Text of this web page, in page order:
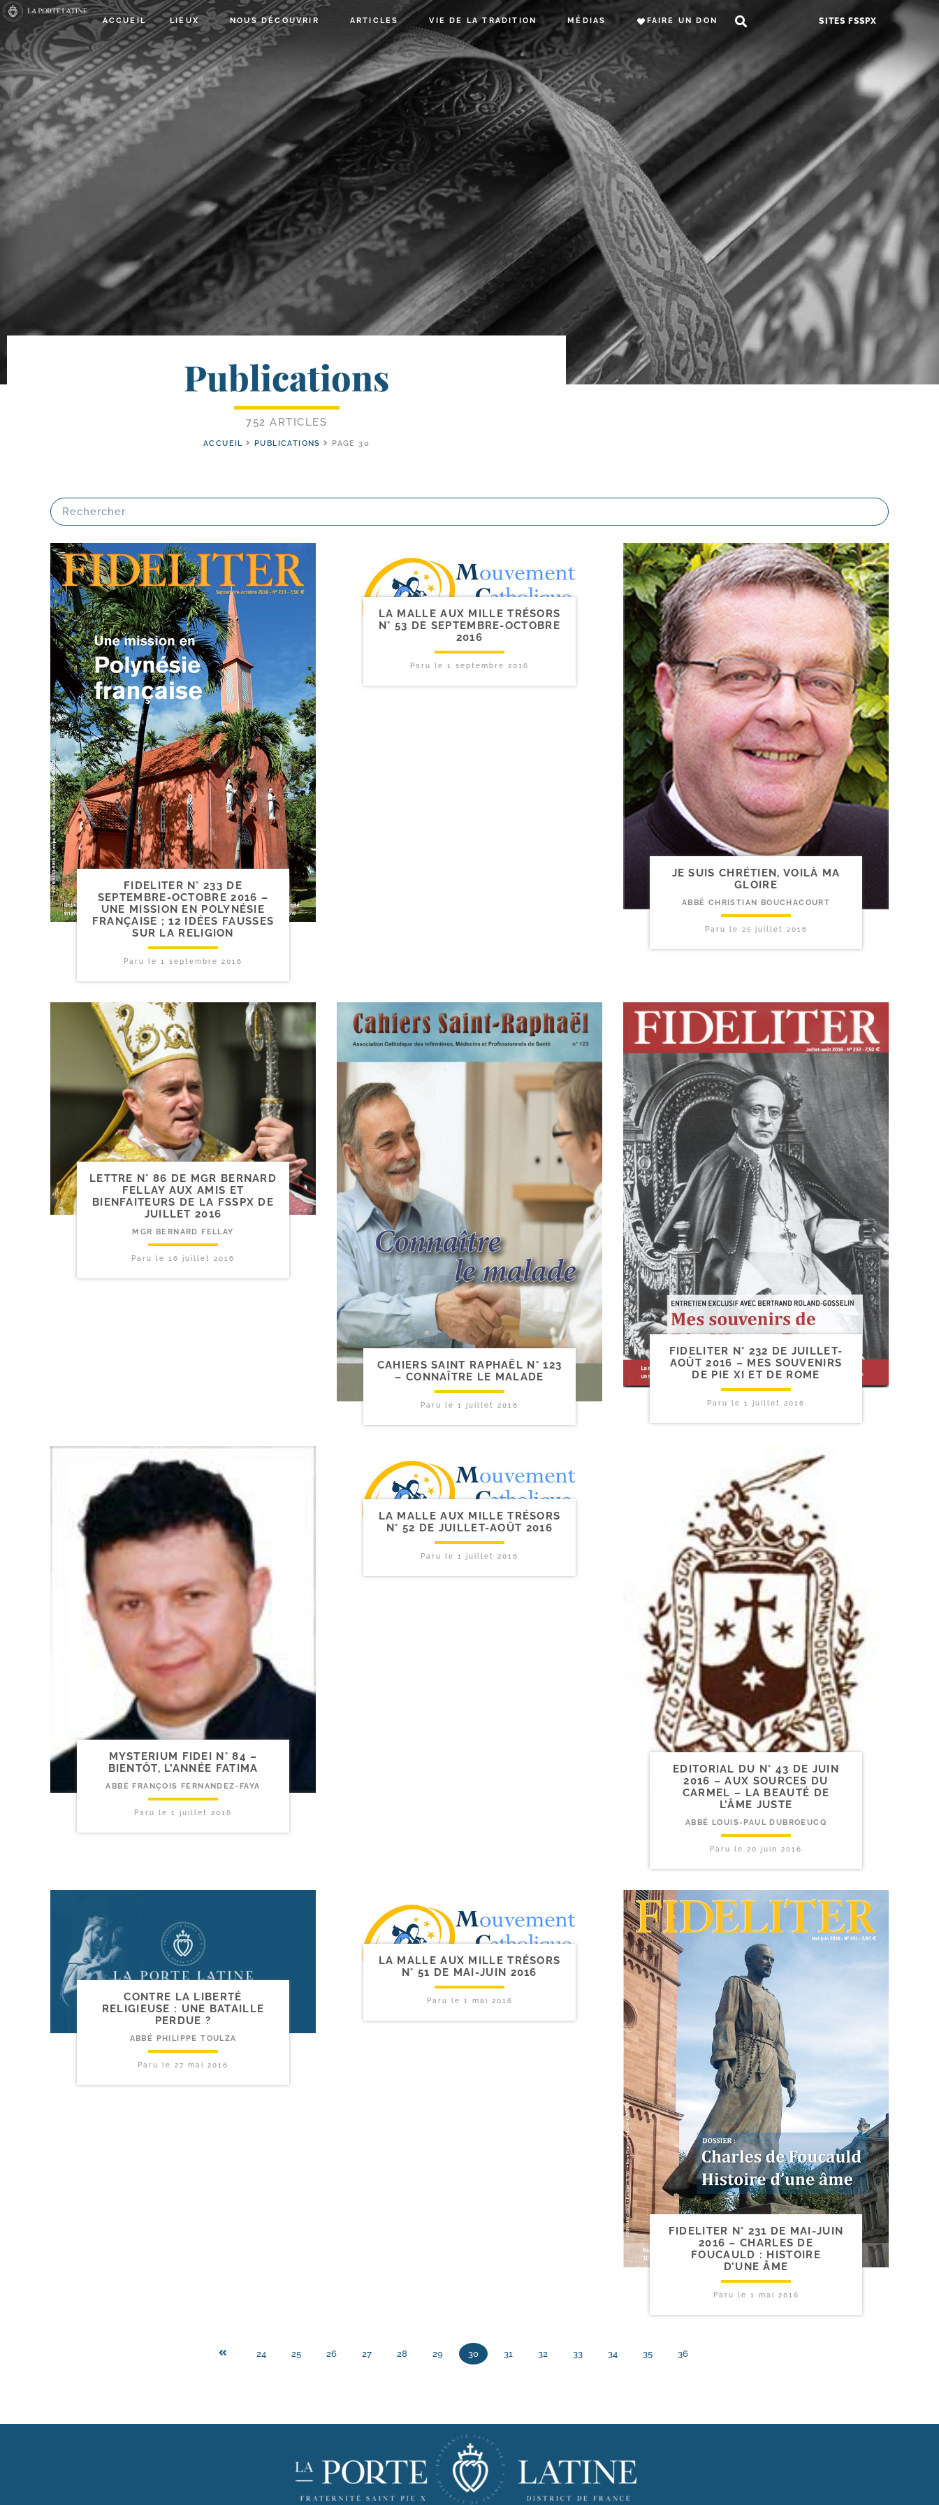
ACCUEIL LIEUX NOUS DÉCOUVRIR ARTICLES VIE DE LA TRADITION MÉDIAS FAIRE UN DON SITES FSSPX
Publications
752 ARTICLES
ACCUEIL PUBLICATIONS PAGE 30
FIDELITER N° 233 DE
SEPTEMBRE-​OCTOBRE 2016 –
UNE MISSION EN POLYNÉSIE
FRANÇAISE ; 12 IDÉES FAUSSES
SUR LA RELIGION
Paru le 1 septembre 2016
LA MALLE AUX MILLE TRÉSORS
N° 53 DE SEPTEMBRE-​OCTOBRE
2016
Paru le 1 septembre 2016
JE SUIS CHRÉTIEN, VOILÀ MA
GLOIRE
ABBÉ CHRISTIAN BOUCHACOURT
Paru le 25 juillet 2016
LETTRE N° 86 DE MGR BERNARD
FELLAY AUX AMIS ET
BIENFAITEURS DE LA FSSPX DE
JUILLET 2016
MGR BERNARD FELLAY
Paru le 16 juillet 2016
CAHIERS SAINT RAPHAËL N° 123
– CONNAÎTRE LE MALADE
Paru le 1 juillet 2016
FIDELITER N° 232 DE JUILLET-​
AOÛT 2016 – MES SOUVENIRS
DE PIE XI ET DE ROME
Paru le 1 juillet 2016
MYSTERIUM FIDEI N° 84 –
BIENTÔT, L’ANNÉE FATIMA
ABBÉ FRANÇOIS FERNANDEZ-FAYA
Paru le 1 juillet 2016
LA MALLE AUX MILLE TRÉSORS
N° 52 DE JUILLET-​AOÛT 2016
Paru le 1 juillet 2016
EDITORIAL DU N° 43 DE JUIN
2016 – AUX SOURCES DU
CARMEL – LA BEAUTÉ DE
L’ÂME JUSTE
ABBÉ LOUIS-PAUL DUBROEUCQ
Paru le 20 juin 2016
CONTRE LA LIBERTÉ
RELIGIEUSE : UNE BATAILLE
PERDUE ?
ABBÉ PHILIPPE TOULZA
Paru le 27 mai 2016
LA MALLE AUX MILLE TRÉSORS
N° 51 DE MAI-​JUIN 2016
Paru le 1 mai 2016
FIDELITER N° 231 DE MAI-​JUIN
2016 – CHARLES DE
FOUCAULD : HISTOIRE
D’UNE ÂME
Paru le 1 mai 2016
24 25 26 27 28 29 30 31 32 33 34 35 36